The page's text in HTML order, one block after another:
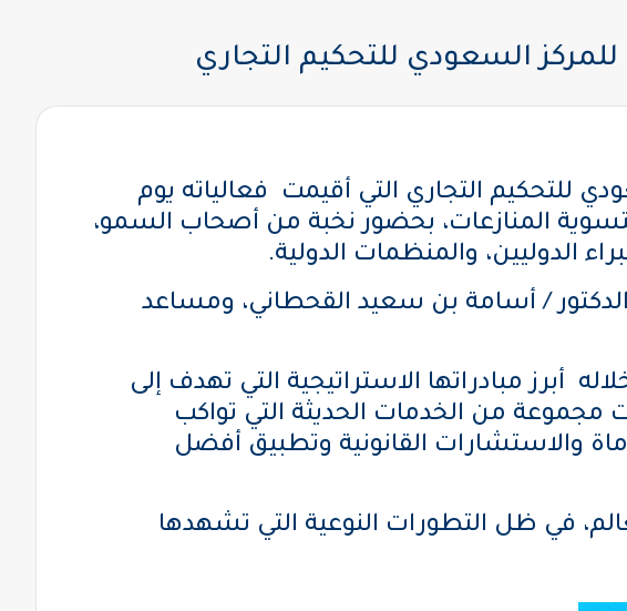
السعودي للتحكيم التجاري
للتحكيم التجاري التي أقيمت فعالياته يوم
الرياض الدولي لتسوية المنازعات، بحضور نخبة من أصحاب السمو،
الدوليين، والمنظمات الدولية.
/ أسامة بن سعيد القحطاني، ومساعد
أبرز مبادراتها الاستراتيجية التي تهدف إلى
مجموعة من الخدمات الحديثة التي تواكب
والاستشارات القانونية وتطبيق أفضل
في ظل التطورات النوعية التي تشهدها